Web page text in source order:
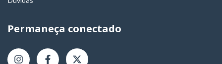
Permaneça conectado